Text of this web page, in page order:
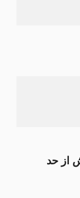
از حد